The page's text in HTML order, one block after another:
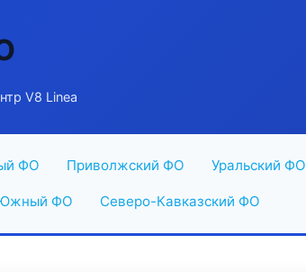
V8 Linea
ФО Приволжский ФО Уральский ФО
ФО Северо-Кавказский ФО